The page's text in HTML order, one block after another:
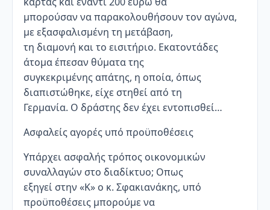
μπορούσαν να παρακολουθήσουν τον αγώνα,
με εξασφαλισμένη τη μετάβαση,
τη διαμονή και το εισιτήριο. Εκατοντάδες
άτομα έπεσαν θύματα της
συγκεκριμένης απάτης, η οποία, όπως
διαπιστώθηκε, είχε στηθεί από τη
Γερμανία. Ο δράστης δεν έχει εντοπισθεί…
Ασφαλείς αγορές υπό προϋποθέσεις
Υπάρχει ασφαλής τρόπος οικονομικών
συναλλαγών στο διαδίκτυο; Οπως
εξηγεί στην «Κ» ο κ. Σφακιανάκης, υπό
προϋποθέσεις μπορούμε να